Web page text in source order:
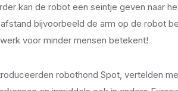
kan de robot een seintje geven naar
bijvoorbeeld de arm op de robot
voor minder mensen betekent!
robothond Spot, vertelden